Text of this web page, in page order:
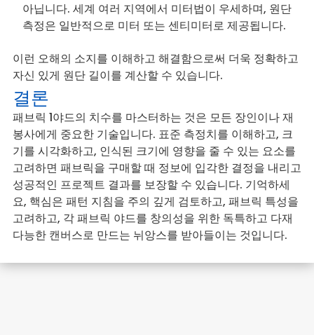
아닙니다. 세계 여러 지역에서 미터법이 우세하며, 원단
측정은 일반적으로 미터 또는 센티미터로 제공됩니다.
이런 오해의 소지를 이해하고 해결함으로써 더욱 정확하고
자신 있게 원단 길이를 계산할 수 있습니다.
결론
패브릭 1야드의 치수를 마스터하는 것은 모든 장인이나 재
봉사에게 중요한 기술입니다. 표준 측정치를 이해하고, 크
기를 시각화하고, 인식된 크기에 영향을 줄 수 있는 요소를
고려하면 패브릭을 구매할 때 정보에 입각한 결정을 내리고
성공적인 프로젝트 결과를 보장할 수 있습니다. 기억하세
요, 핵심은 패턴 지침을 주의 깊게 검토하고, 패브릭 특성을
고려하고, 각 패브릭 야드를 창의성을 위한 독특하고 다재
다능한 캔버스로 만드는 뉘앙스를 받아들이는 것입니다.